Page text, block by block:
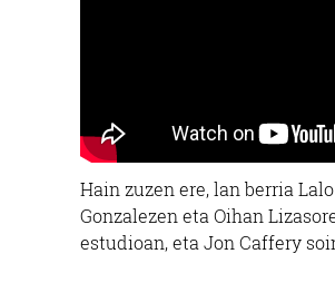
Hain zuzen ere, lan berria
Gonzalezen eta Oihan
estudioan, eta Jon Caffery